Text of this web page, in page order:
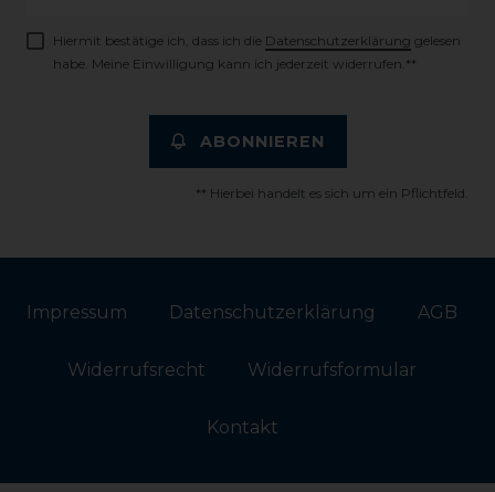
Hiermit bestätige ich, dass ich die Daten­schutz­erklärung gelesen
habe. Meine Einwilligung kann ich jederzeit widerrufen.**
ABONNIEREN
** Hierbei handelt es sich um ein Pflichtfeld.
Impressum Daten­schutz­erklärung AGB
Widerrufs­recht Widerrufs­formular
Kontakt